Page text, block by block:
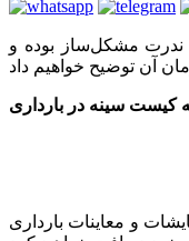
ندرت مشکل‌ساز بوده و
و معاینات بارداری